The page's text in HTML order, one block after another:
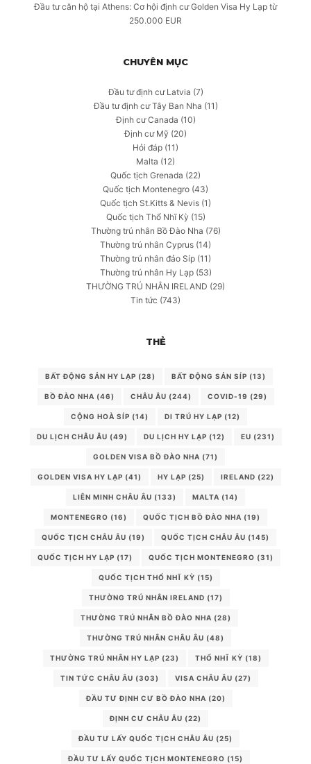
Đầu tư căn hộ tại Athens: Cơ hội định cư Golden Visa Hy Lạp từ
250.000 EUR
CHUYÊN MỤC
Đầu tư định cư Latvia (7)
Đầu tư định cư Tây Ban Nha (11)
Định cư Canada (10)
Định cư Mỹ (20)
Hỏi đáp (11)
Malta (12)
Quốc tịch Grenada (22)
Quốc tịch Montenegro (43)
Quốc tịch St.Kitts & Nevis (1)
Quốc tịch Thổ Nhĩ Kỳ (15)
Thường trú nhân Bồ Đào Nha (76)
Thường trú nhân Cyprus (14)
Thường trú nhân đảo Síp (11)
Thường trú nhân Hy Lạp(53)
THƯỜNG TRÚ NHÂN IRELAND (29)
Tin tức (743)
THẺ
BẤT ĐỘNG SẢN HY LẠP (28) BẤT ĐỘNG SẢN SÍP (13)
BỒ ĐÀO NHA (46) CHÂU ÂU (244) COVID-19 (29)
CỘNG HOÀ SÍP (14) DI TRÚ HY LẠP (12)
DU LỊCH CHÂU ÂU (49) DU LỊCH HY LẠP (12) EU (231)
GOLDEN VISA BỒ ĐÀO NHA (71)
GOLDEN VISA HY LẠP (41) HY LẠP (25) IRELAND (22)
LIÊN MINH CHÂU ÂU (133) MALTA (14)
MONTENEGRO (16) QUỐC TỊCH BỒ ĐÀO NHA (19)
QUỐC TỊCH CHÂU ÂU (19) QUỐC TỊCH CHÂU ÂU (145)
QUỐC TỊCH HY LẠP (17) QUỐC TỊCH MONTENEGRO (31)
QUỐC TỊCH THỔ NHĨ KỲ (15)
THƯỜNG TRÚ NHÂN IRELAND (17)
THƯỜNG TRÚ NHÂN BỒ ĐÀO NHA (28)
THƯỜNG TRÚ NHÂN CHÂU ÂU (48)
THƯỜNG TRÚ NHÂN HY LẠP (23) THỔ NHĨ KỲ (18)
TIN TỨC CHÂU ÂU (303) VISA CHÂU ÂU (27)
ĐẦU TƯ ĐỊNH CƯ BỒ ĐÀO NHA (20)
ĐỊNH CƯ CHÂU ÂU (22)
ĐẦU TƯ LẤY QUỐC TỊCH CHÂU ÂU (25)
ĐẦU TƯ LẤY QUỐC TỊCH MONTENEGRO (15)